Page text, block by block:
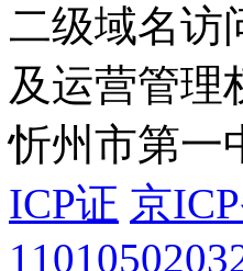
二级域名访
及运营管理
忻州市第一
ICP证 京